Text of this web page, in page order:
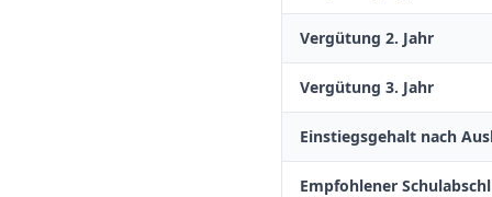
Vergütung 2. Jahr
Vergütung 3. Jahr
Einstiegsgehalt nach
Empfohlener